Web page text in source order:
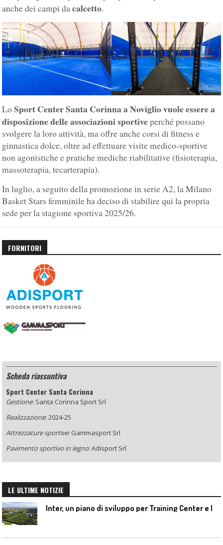
anche dei campi dacalcetto.
LoSport Center Santa Corinna a Noviglio vuole essere a
disposizione delle associazioni sportiveperché possano
svolgere la loro attività, ma offre anche corsi di fitness e
ginnastica dolce, oltre ad effettuare visite medico-sportive
non agonistiche e pratiche mediche riabilitative (fisioterapia,
massoterapia, tecarterapia).
In luglio, a seguito della promozione in serie A2, la Milano
Basket Stars femminile ha deciso di stabilire qui la propria
sede per la stagione sportiva 2025/26.
FORNITORI
Scheda riassuntiva
Sport Center Santa Corinna
Gestione: Santa Corinna Sport Srl
Realizzazione: 2024-25
Attrezzature sportive: Gammasport Srl
Pavimento sportivo in legno: Adisport Srl
LE ULTIME NOTIZIE